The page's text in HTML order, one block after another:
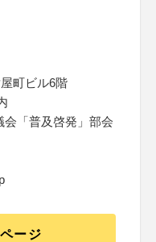
町ビル6階
会「普及啓発」部会
ージ